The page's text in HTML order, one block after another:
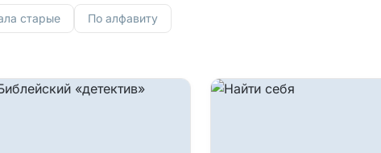
старые По алфавиту